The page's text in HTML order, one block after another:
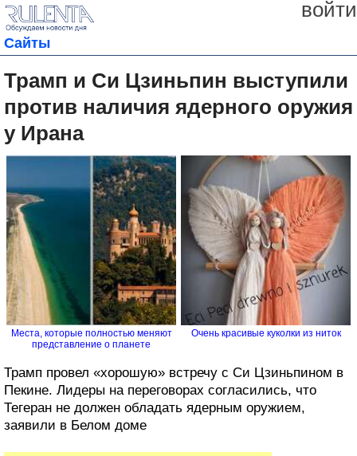
войти
Сайты
Трамп и Си Цзиньпин выступили
против наличия ядерного оружия
у Ирана
Места, которые полностью меняют
представление о планете
Очень красивые куколки из ниток
Трамп провел «хорошую» встречу с Си Цзиньпином в
Пекине. Лидеры на переговорах согласились, что
Тегеран не должен обладать ядерным оружием,
заявили в Белом доме